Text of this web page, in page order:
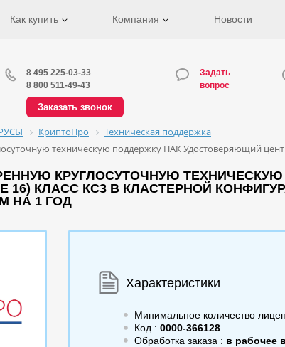
Как купить Компания Новости
8 495 225-03-33
8 800 511-49-43
Заказать звонок
Задать
вопрос
КриптоПро
Техническая поддержка
техническую поддержку ПАК Удостоверяющий
КРУГЛОСУТОЧНУЮ
16) КЛАСС КС3 В КЛАСТЕРНОЙ
НА 1 ГОД
Характеристики
Минимальное количество
Код : 0000-366128
Обработка заказа : в рабочее